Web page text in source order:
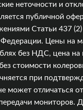
неточности и
публичной
Статьи 437
Федерации. Цены на
без НДС, цена на
стоимости
при
может отличаться
мониторов.